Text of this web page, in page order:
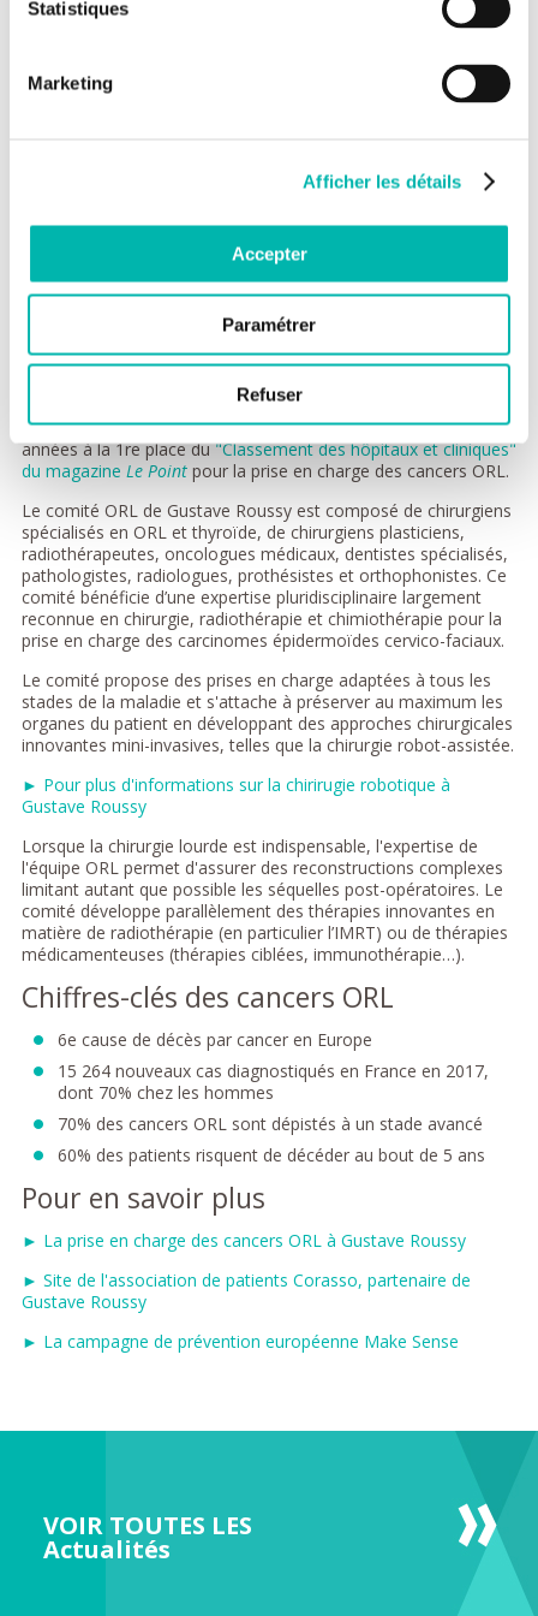
Statistiques
Marketing
Afficher les détails
Accepter
Paramétrer
Refuser
Gustave Roussy, centre de référence
national pour le traitement des
cancers ORL
Centre de référence national pour les tumeurs rares de la tête
et du cou (comme les tumeurs de la base du crâne ou des
glandes salivaires), Gustave Roussy figure depuis plusieurs
années à la 1re place du"Classement des hôpitaux et cliniques"
du magazine Le Pointpour la prise en charge des cancers ORL.
Le comité ORL de Gustave Roussy est composé de chirurgiens
spécialisés en ORL et thyroïde, de chirurgiens plasticiens,
radiothérapeutes, oncologues médicaux, dentistes spécialisés,
pathologistes, radiologues, prothésistes et orthophonistes. Ce
comité bénéficie d’une expertise pluridisciplinaire largement
reconnue en chirurgie, radiothérapie et chimiothérapie pour la
prise en charge des carcinomes épidermoïdes cervico-faciaux.
Le comité propose des prises en charge adaptées à tous les
stades de la maladie et s'attache à préserver au maximum les
organes du patient en développant des approches chirurgicales
innovantes mini-invasives, telles que la chirurgie robot-assistée.
► Pour plus d'informations sur la chirirugie robotique à
Gustave Roussy
Lorsque la chirurgie lourde est indispensable, l'expertise de
l'équipe ORL permet d'assurer des reconstructions complexes
limitant autant que possible les séquelles post-opératoires. Le
comité développe parallèlement des thérapies innovantes en
matière de radiothérapie (en particulier l’IMRT) ou de thérapies
médicamenteuses (thérapies ciblées, immunothérapie…).
Chiffres-clés des cancers ORL
6e cause de décès par cancer en Europe
15 264 nouveaux cas diagnostiqués en France en 2017,
dont 70% chez les hommes
70% des cancers ORL sont dépistés à un stade avancé
60% des patients risquent de décéder au bout de 5 ans
Pour en savoir plus
► La prise en charge des cancers ORL à Gustave Roussy
► Site de l'association de patients Corasso, partenaire de
Gustave Roussy
► La campagne de prévention européenne Make Sense
VOIR TOUTES LES
Actualités